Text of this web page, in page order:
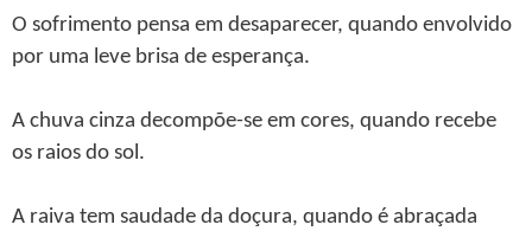
O sofrimento pensa em desaparecer, quando envolvido
por uma leve brisa de esperança.
A chuva cinza decompõe-se em cores, quando recebe
os raios do sol.
A raiva tem saudade da doçura, quando é abraçada